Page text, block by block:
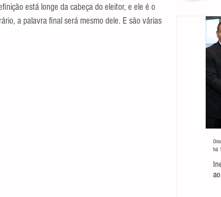
está longe da cabeça do eleitor, e ele é o
a palavra final será mesmo dele. E são várias
há